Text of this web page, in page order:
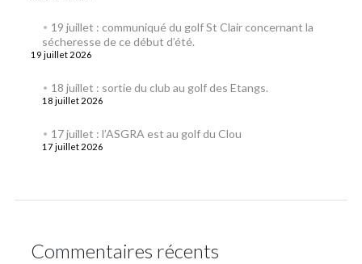
19 juillet : communiqué du golf St Clair concernant la
sécheresse de ce début d’été.
19 juillet 2026
18 juillet : sortie du club au golf des Etangs.
18 juillet 2026
17 juillet : l’ASGRA est au golf du Clou
17 juillet 2026
Commentaires récents